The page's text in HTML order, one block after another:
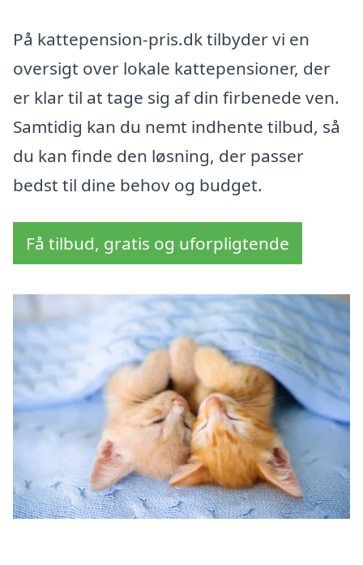
På kattepension-pris.dk tilbyder vi en
oversigt over lokale kattepensioner, der
er klar til at tage sig af din firbenede ven.
Samtidig kan du nemt indhente tilbud, så
du kan finde den løsning, der passer
bedst til dine behov og budget.
Få tilbud, gratis og uforpligtende